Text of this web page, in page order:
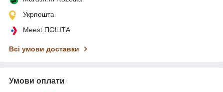
Укрпошта
Meest ПОШТА
Всі умови доставки
Умови оплати